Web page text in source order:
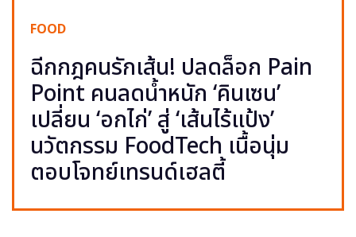
FOOD
ฉีกกฎคนรักเส้น! ปลดล็อก Pain
Point คนลดน้ำหนัก ‘คินเซน’
เปลี่ยน ‘อกไก่’ สู่ ‘เส้นไร้แป้ง’
นวัตกรรม FoodTech เนื้อนุ่ม
ตอบโจทย์เทรนด์เฮลตี้